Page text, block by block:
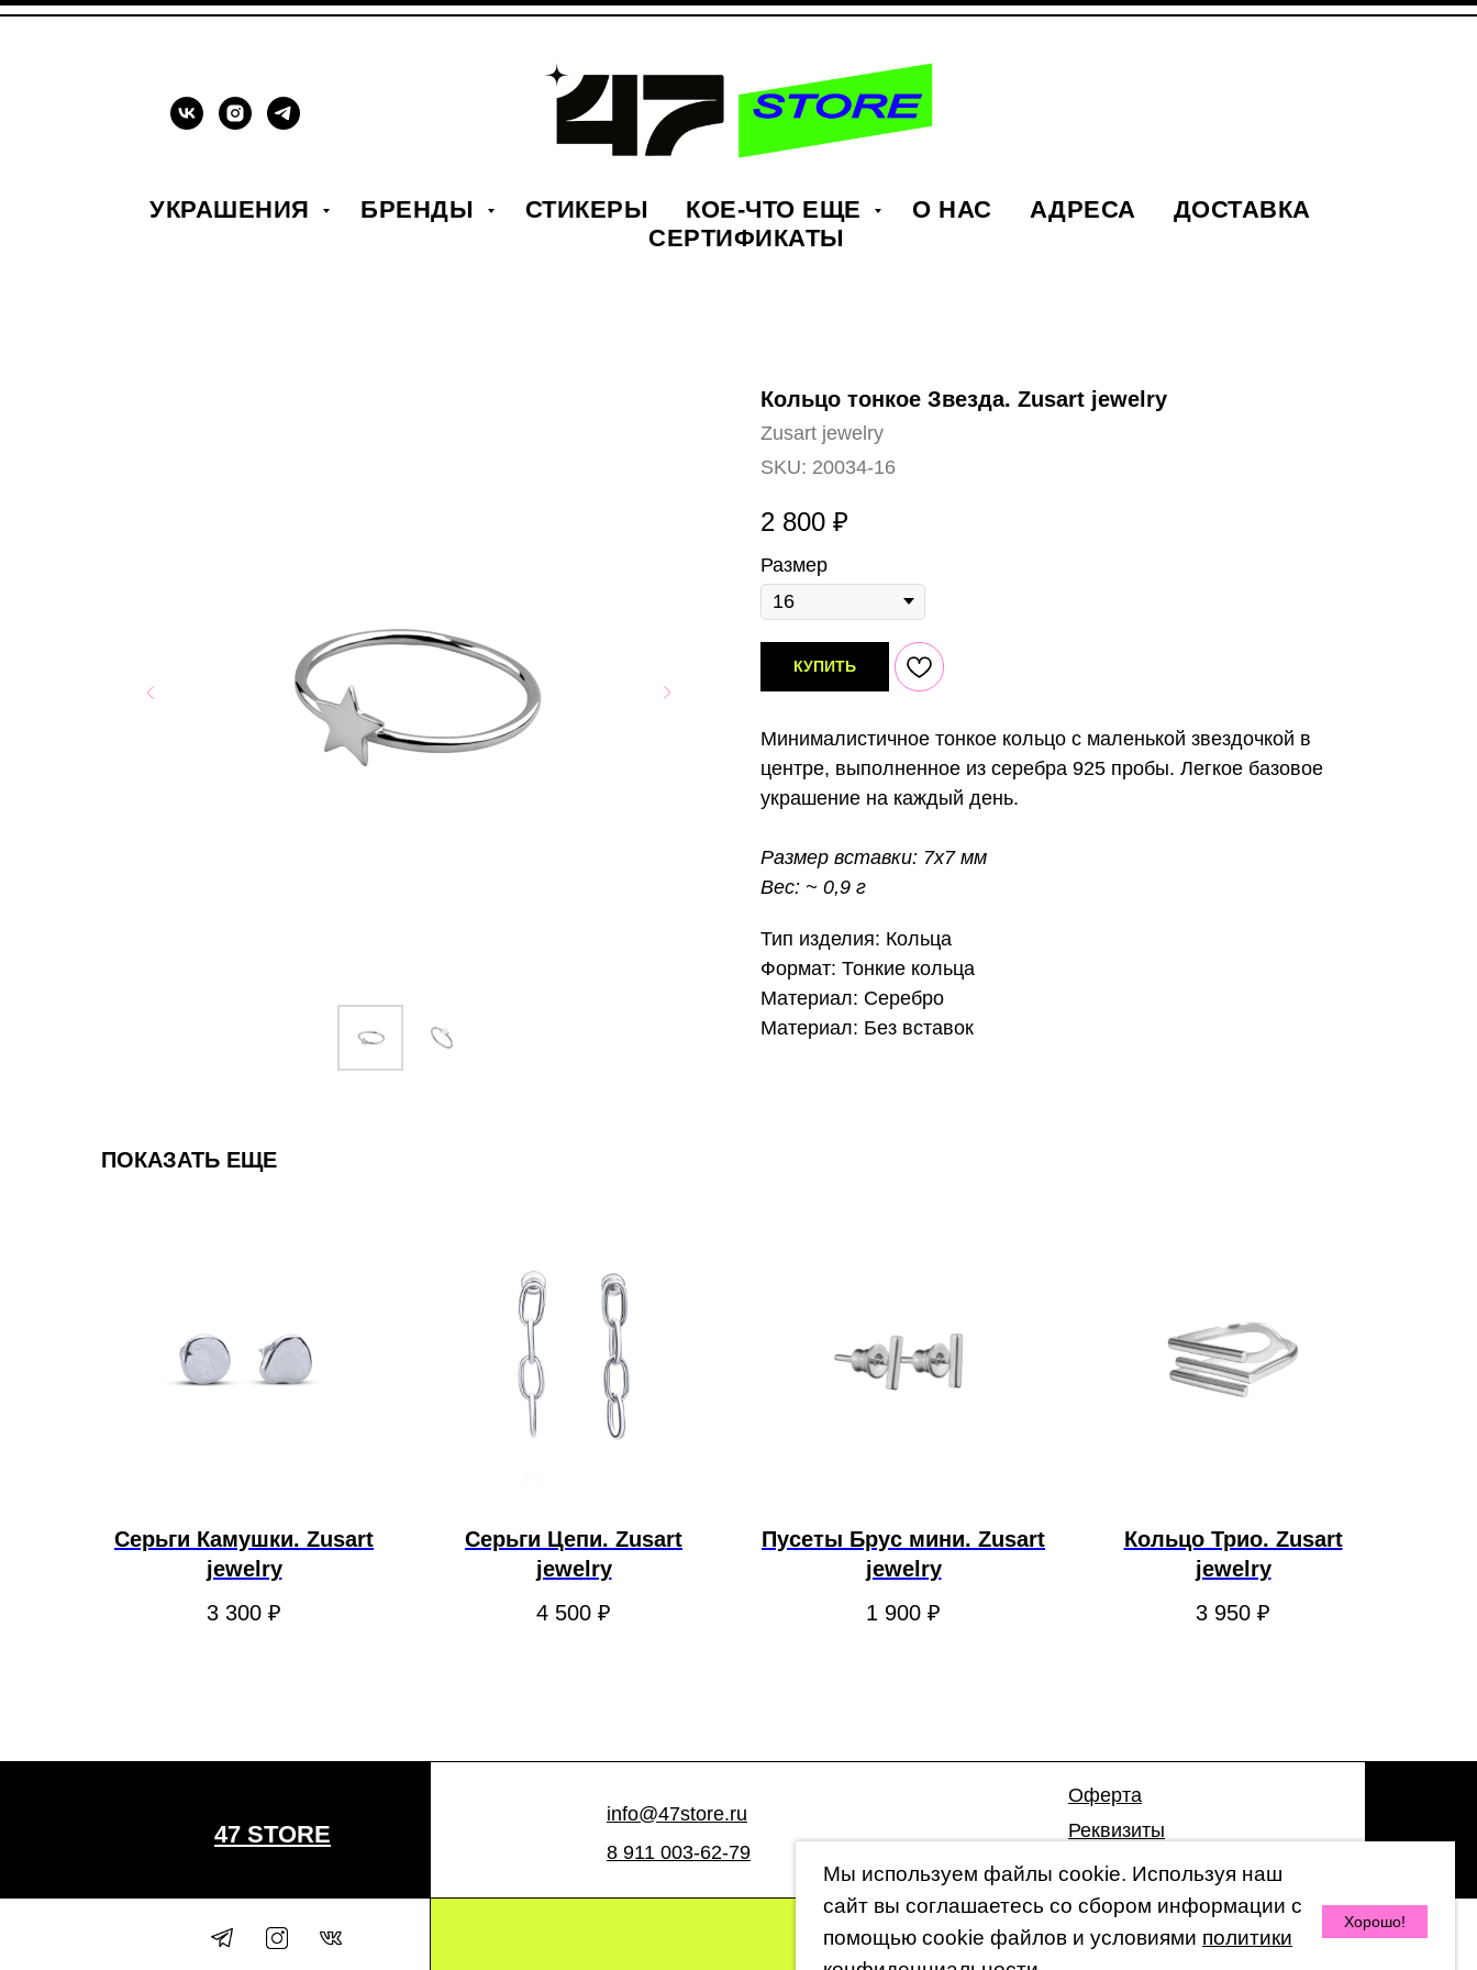
УКРАШЕНИЯ БРЕНДЫ СТИКЕРЫ КОЕ-ЧТО ЕЩЕ О НАС АДРЕСА
ДОСТАВКА
СЕРТИФИКАТЫ
Мы используем файлы cookie. Используя наш
сайт вы соглашаетесь со сбором информации с
помощью cookie файлов и условиями политики
Хорошо!
Кольцо тонкое Звезда. Zusart jewelry
Zusart jewelry
SKU: 20034-16
2 800 ₽
Размер
КУПИТЬ
Минималистичное тонкое кольцо с маленькой звездочкой в
центре, выполненное из серебра 925 пробы. Легкое базовое
украшение на каждый день.
Размер вставки: 7х7 мм
Вес: ~ 0,9 г
Тип изделия: Кольца
Формат: Тонкие кольца
Материал: Серебро
Материал: Без вставок
ПОКАЗАТЬ ЕЩЕ
Серьги Камушки. Zusart
jewelry
3 300 ₽
Серьги Цепи. Zusart
jewelry
4 500 ₽
Пусеты Брус мини. Zusart
jewelry
1 900 ₽
Кольцо Трио. Zusart
jewelry
3 950 ₽
info@47store.ru
© 2026 by 47 Store
Оферта
Реквизиты
Гарантия
47 STORE
8 911 003-62-79